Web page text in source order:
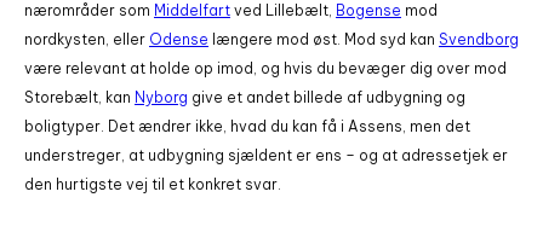
nærområder som Middelfart ved Lillebælt, Bogense mod
nordkysten, eller Odense længere mod øst. Mod syd kan Svendborg
være relevant at holde op imod, og hvis du bevæger dig over mod
Storebælt, kan Nyborg give et andet billede af udbygning og
boligtyper. Det ændrer ikke, hvad du kan få i Assens, men det
understreger, at udbygning sjældent er ens – og at adressetjek er
den hurtigste vej til et konkret svar.